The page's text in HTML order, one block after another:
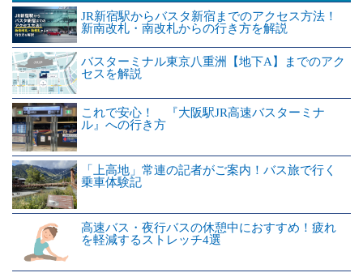
JR新宿駅からバスタ新宿までのアクセス方法！
新南改札・南改札からの行き方を解説
バスターミナル東京八重洲【地下A】までのアク
セスを解説
これで安心！ 『大阪駅JR高速バスターミナ
ル』への行き方
「上高地」常連の記者がご案内！バス旅で行く
乗車体験記
高速バス・夜行バスの休憩中におすすめ！疲れ
を軽減するストレッチ4選